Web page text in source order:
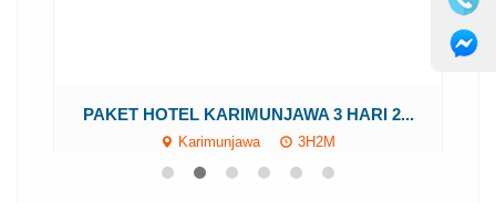
PAKET HOTEL KARIMUNJAWA 3 HARI 2...
Karimunjawa 3H2M
*Mulai Rp 1.682.000 / pax